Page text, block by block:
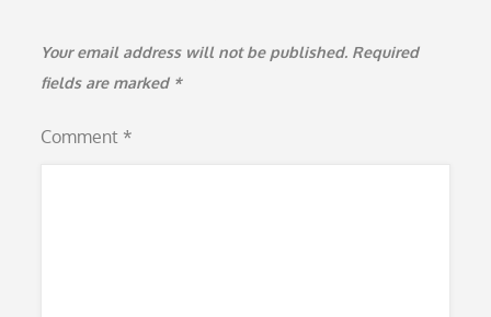
Your email address will not be published. Required
fields are marked *
Comment *